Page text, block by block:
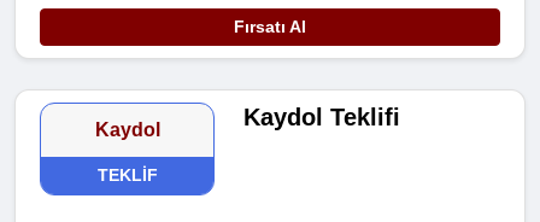
Fırsatı Al
Kaydol
TEKLIF
Kaydol Teklifi